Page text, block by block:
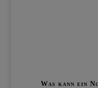
Was kann ein